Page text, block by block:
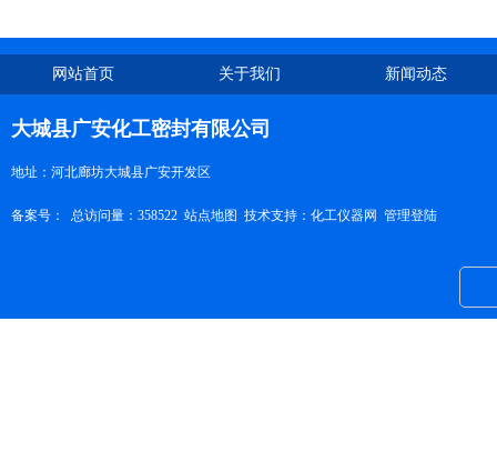
网站首页 关于我们 新闻动态
大城县广安化工密封有限公司
地址：河北廊坊大城县广安开发区
备案号： 总访问量：358522 站点地图 技术支持： 化工仪器网 管理登陆